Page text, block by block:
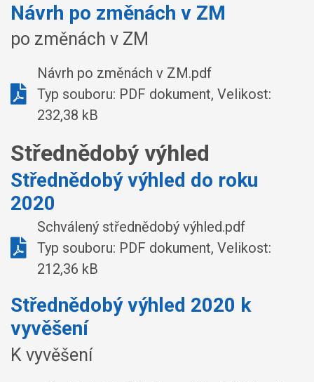
Návrh po změnách v ZM
po změnách v ZM
Návrh po změnách v ZM.pdf
Typ souboru: PDF dokument, Velikost:
232,38 kB
Střednědobý výhled
Střednědobý výhled do roku
2020
Schválený střednědobý výhled.pdf
Typ souboru: PDF dokument, Velikost:
212,36 kB
Střednědobý výhled 2020 k
vyvěšení
K vyvěšení